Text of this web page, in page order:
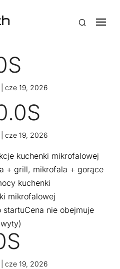
|cze 19, 2026
|cze 19, 2026
kuchenki mikrofalowej
+ grill, mikrofala + gorące
kuchenki
mikrofalowej
startuCena nie obejmuje
|cze 19, 2026